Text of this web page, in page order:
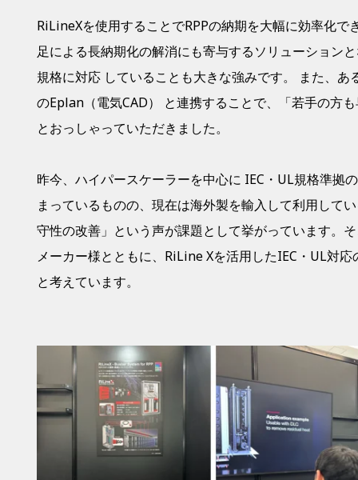
RiLineXを使用することでRPPの納期を大幅に効率化で
足による長納期化の解消にも寄与するソリューション
規格に対応 していることも大きな強みです。
また、あ
のEplan（電気CAD） と連携することで、「若手の方
とおっしゃっていただきました。
昨今、ハイパースケーラーを中心に IEC・UL規格準拠
まっているものの、現在は海外製を輸入して利用して
守性の改善」という声が課題として挙がっています。
メーカー様とともに、RiLine Xを活用したIEC・UL対
と考えています。